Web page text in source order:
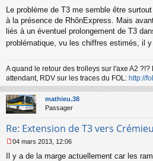
e
s
s
g
o
n
l
u
Le problème de T3 me semble être
à la présence de RhônExpress. Mais
liés à un éventuel prolongement de T3
problématique, vu les chiffres estimés, il
A quand le retour des trolleys sur l'axe A2
attendant, RDV sur les traces du FOL: http://
mathieu.38
Passager
Re: Extension de T3 vers
e
04 mars 2013, 12:06
Il y a de la marge actuellement car les